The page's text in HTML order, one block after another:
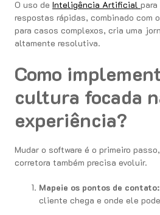
O uso de Inteligência Artificial
respostas rápidas, combinado com
para casos complexos, cria uma
altamente resolutiva.
Como
cultura focada
experiência?
Mudar o software é o primeiro
corretora também precisa evoluir.
Mapeie os pontos de contato:
cliente chega e onde ele